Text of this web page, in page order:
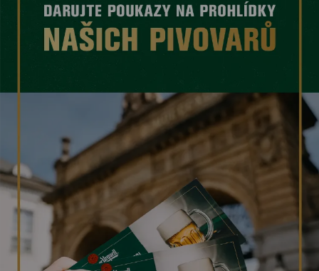
PŘIHLÁSIT SE
Zapomenuté heslo Nová registrace
PŘIHLÁSIT PŘES FACEBOOK
PŘIHLÁSIT PŘES GOOGLE
PŘIHLÁSIT PŘES APPLE